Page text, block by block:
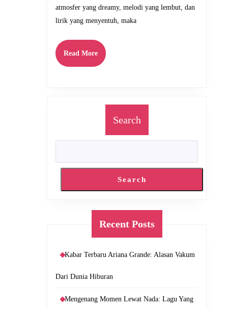
Santai
atmosfer yang dreamy, melodi yang lembut, dan
lirik yang menyentuh, maka
Read MoreRead
More
Search
Search
Recent Posts
Kabar Terbaru Ariana Grande: Alasan Vakum
Dari Dunia Hiburan
Mengenang Momen Lewat Nada: Lagu Yang